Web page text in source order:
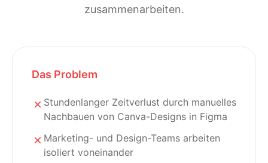
zusammenarbeiten.
Das Problem
Stundenlanger Zeitverlust durch manuelles
Nachbauen von Canva-Designs in Figma
Marketing- und Design-Teams arbeiten
isoliert voneinander